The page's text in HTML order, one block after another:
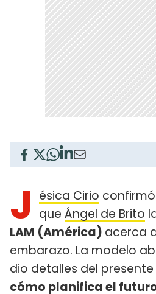
J ésica Cirio
que Ángel de Brito
LAM (América) acerca
embarazo. La modelo
dio detalles del
cómo planifica el